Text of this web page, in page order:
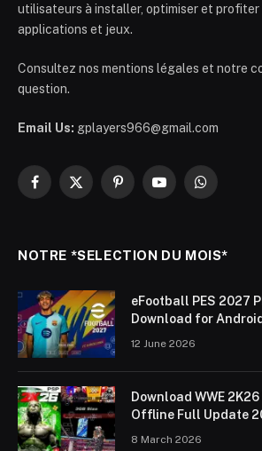
utilisateurs à installer, optimiser et profiter
applications et jeux.
Consultez nos mentions légales et notre
question.
Email Us: gplayers966@gmail.com
Facebook
X
PinterestYouTubeWhatsApp
NOTRE *SELECTION DU MOIS*
eFootball PES 2027
Download for
12 June 2026
Download WWE
Offline Full Update
8 March 2026